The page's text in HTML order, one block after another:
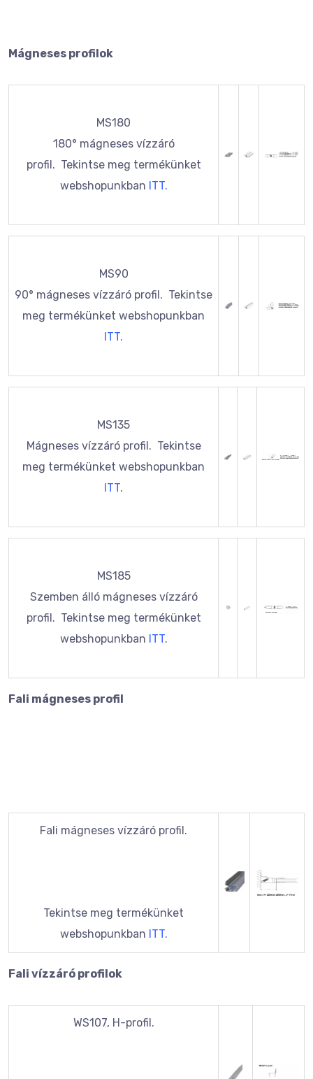
Mágneses profilok
MS180
180° mágneses vízzáró
profil. Tekintse meg termékünket
webshopunkban ITT.
MS90
90° mágneses vízzáró profil. Tekintse
meg termékünket webshopunkban
ITT.
MS135
Mágneses vízzáró profil. Tekintse
meg termékünket webshopunkban
ITT.
MS185
Szemben álló mágneses vízzáró
profil. Tekintse meg termékünket
webshopunkban ITT.
Fali mágneses profil
Fali mágneses vízzáró profil.
Tekintse meg termékünket
webshopunkban ITT.
Fali vízzáró profilok
WS107, H-profil.